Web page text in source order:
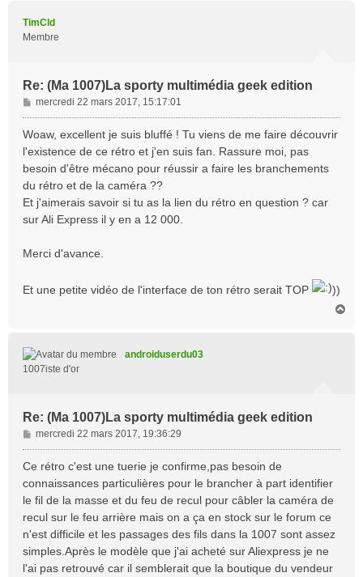
TimCld
Membre
Re: (Ma 1007)La sporty multimédia geek edition
M
e
s
g
e
mercredi 22 mars 2017, 15:17:01
Woaw, excellent je suis bluffé ! Tu viens de me faire découvrir
l'existence de ce rétro et j'en suis fan. Rassure moi, pas
besoin d'être mécano pour réussir a faire les branchements
du rétro et de la caméra ??
Et j'aimerais savoir si tu as la lien du rétro en question ? car
sur Ali Express il y en a 12 000.
Merci d'avance.
Et une petite vidéo de l'interface de ton rétro serait TOP
))
androiduserdu03
1007iste d'or
Re: (Ma 1007)La sporty multimédia geek edition
M
e
s
g
e
mercredi 22 mars 2017, 19:36:29
Ce rétro c'est une tuerie je confirme,pas besoin de
connaissances particulières pour le brancher à part identifier
le fil de la masse et du feu de recul pour câbler la caméra de
recul sur le feu arrière mais on a ça en stock sur le forum ce
n'est difficile et les passages des fils dans la 1007 sont assez
simples.Après le modèle que j'ai acheté sur Aliexpress je ne
l'ai pas retrouvé car il semblerait que la boutique du vendeur